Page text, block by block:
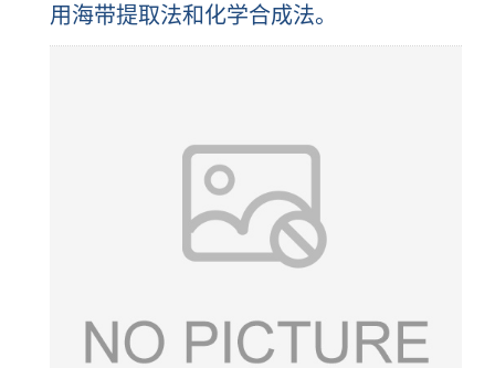
用海带提取法和化学合成法。